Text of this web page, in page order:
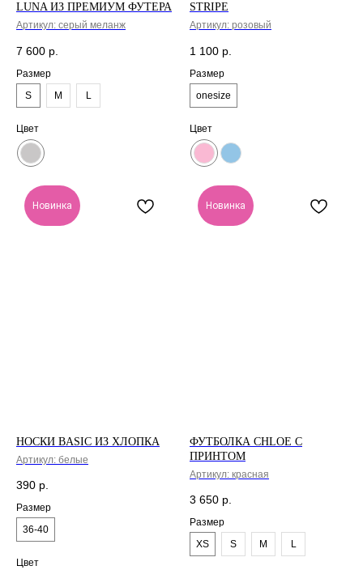
LUNA ИЗ ПРЕМИУМ ФУТЕРА
Артикул: серый меланж
7 600 р.
Размер
S
M L
Цвет
STRIPE
Артикул: розовый
1 100 р.
Размер
onesize
Цвет
Новинка
НОСКИ BASIC ИЗ ХЛОПКА
Артикул: белые
390 р.
Размер
36-40
Цвет
Новинка
ФУТБОЛКА CHLOE С
ПРИНТОМ
Артикул: красная
3 650 р.
Размер
XS
S M L